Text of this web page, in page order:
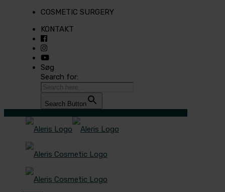
COSMETIC SURGERY
KONTAKT
Søg
Search for:
Search Button